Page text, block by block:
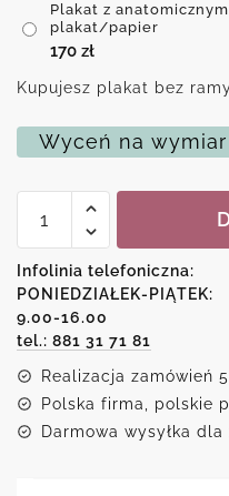
Plakat z
plakat/papier
170 zł
Kupujesz plakat bez
Wyceń na wymiar
Plakat
rysunkiem
Infolinia telefoniczna:
PONIEDZIAŁEK-PIĄTEK:
9.00-16.00
tel.: 881 31 71 81
Realizacja zamówień
Polska firma, polskie
Darmowa wysyłka